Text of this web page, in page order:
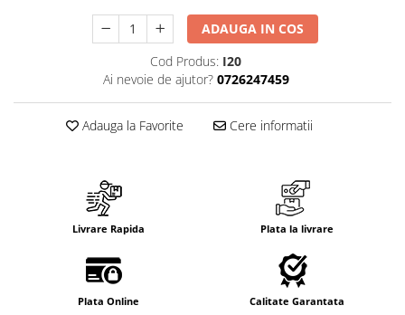
ADAUGA IN COS
Cod Produs: I20
Ai nevoie de ajutor? 0726247459
Adauga la Favorite Cere informatii
Livrare Rapida Plata la livrare
Plata Online Calitate Garantata